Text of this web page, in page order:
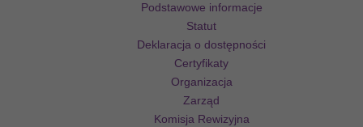
Podstawowe informacje
Statut
Deklaracja o dostępności
Certyfikaty
Organizacja
Zarząd
Komisja Rewizyjna